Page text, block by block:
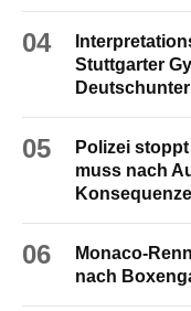
04
Stuttgarter
05
Polizei
muss nach
06
Monaco-
nach